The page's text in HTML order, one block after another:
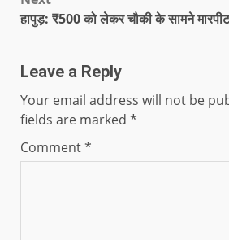
हापुड़: ₹500 को लेकर चौकी के सामने मारपीट
Leave a Reply
Your email address will not be
fields are marked *
Comment*